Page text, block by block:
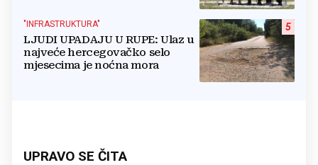
5
"INFRASTRUKTURA"
LJUDI UPADAJU U RUPE: Ulaz u
najveće hercegovačko selo
mjesecima je noćna mora
UPRAVO SE ČITA